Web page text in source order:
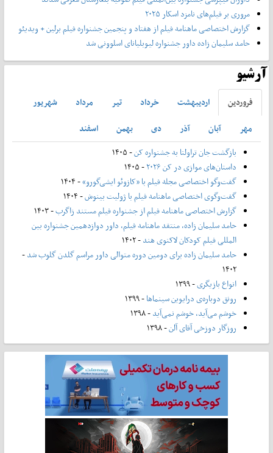
مروری بر فیلم‌های نامزد اسکار ۲۰۲۵
گزارش اختصاصی ماهنامه فیلم از هفتاد و پنجمین جشنواره فیلم برلین + ویدیئو
حامد سلیمان زاده داور جشنواره لیوبلیانای اسلوونی شد
آرشیو
فروردين ارديبهشت خرداد تير مرداد
شهريور
مهر
آبان آذر دی بهمن
اسفند
بازگشت جان تراولتا به جشنواره کن- ۱۴۰۵
داستان‌های موازی در کن ۲۰۲۶
- ۱۴۰۵
گفت‌وگو اختصاصی مجله فیلم با «کازوئو ایشی‌گورو»- ۱۴۰۴
گفت‌وگوی اختصاصی ماهنامه فیلم با ژولیت بینوش- ۱۴۰۴
گزارش اختصاصی ماهنامه فیلم از جشنواره فیلم مستند زاگرب- ۱۴۰۳
حامد سلیمان زاده، منتقد ماهنامه فیلم، داور دوازدهمین جشنواره بین
المللی فیلم کودکان لاکنوی هند- ۱۴۰۲
حامد سلیمان زاده برای دومین دوره متوالی داور مراسم گلدن گلوب شد-
۱۴۰۲
انواع بازیگری- ۱۳۹۹
رونق دوباره‌ی درایوین سینماها- ۱۳۹۹
خوشم می‌آید، خوشم نمی‌آید- ۱۳۹۸
روزگار دوزخی آقای آلن- ۱۳۹۸